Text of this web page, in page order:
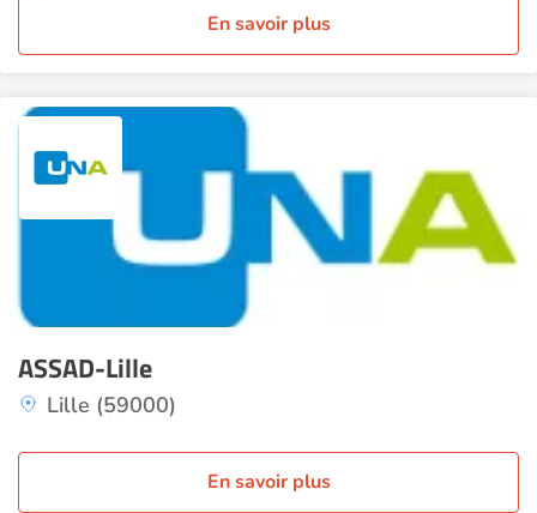
En savoir plus
ASSAD-Lille
Lille (59000)
En savoir plus